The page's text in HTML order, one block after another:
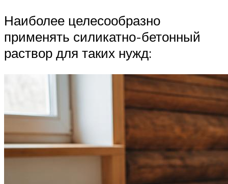
Наиболее целесообразно
применять силикатно-бетонный
раствор для таких нужд: